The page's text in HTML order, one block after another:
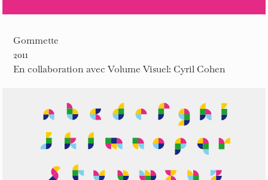
autre
Gommette
2011
En collaboration avec Volume Visuel: Cyril Cohen